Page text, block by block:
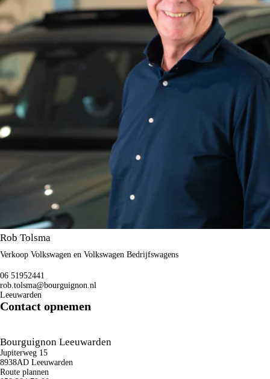
Rob Tolsma
Verkoop Volkswagen en Volkswagen Bedrijfswagens
06 51952441
rob.tolsma@bourguignon.nl
Leeuwarden
Contact opnemen
Bourguignon Leeuwarden
Jupiterweg 15
8938AD Leeuwarden
Route plannen